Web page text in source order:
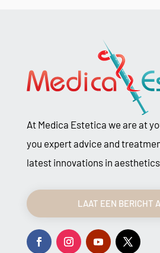
At Medica Estetica we are at
you expert advice and
latest innovations in
LAAT EEN BERICHT